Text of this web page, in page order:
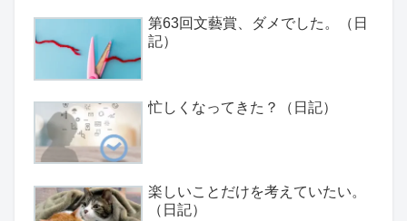
第63回文藝賞、ダメでした。（日
記）
忙しくなってきた？（日記）
楽しいことだけを考えていたい。
（日記）